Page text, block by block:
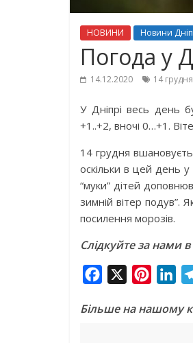
НОВИНИ Новини
Погода у
14.12.2020 14 грудня
У Дніпрі весь день
+1..+2, вночі 0…+1.
14 грудня
оскільки в цей день
“муки” дітей
зимній вітер подув”.
посилення морозів.
Слідкуйте за нами в
c
n
n
Більше на нашому